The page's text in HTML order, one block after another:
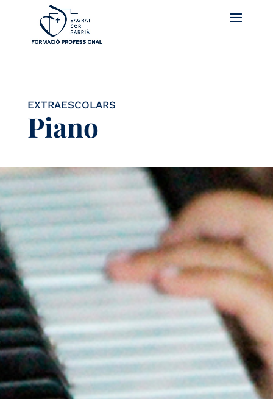
EXTRAESCOLARS
Piano